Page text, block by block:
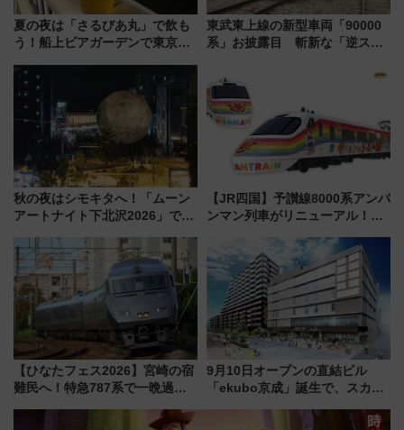
夏の夜は「さるびあ丸」で飲も
う！船上ビアガーデンで東京湾
杯……工場直送生ビールや島グ
ルメが美味い
東武東上線の新型車両「90000
系」お披露目 斬新な「逆スラ
放的な車内空間に注目、デビュ
ーは9月
秋の夜はシモキタへ！「ムーン
アートナイト下北沢2026」でイ
を満喫しよう
【JR四国】予讃線8000系アンパ
ンマン列車がリニューアル！内
【ひなたフェス2026】宮崎の宿
難民へ！特急787系で一晩過ご
ローおひさま」が救世主に？
9月10日オープンの直結ビル
「ekubo京成」誕生で、スカイ
新鎌ヶ谷はどう変わる？ 全テナ